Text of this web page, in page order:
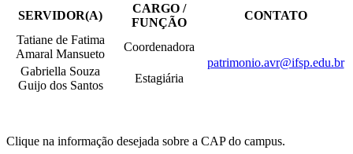
SERVIDOR(A)
CARGO /
FUNÇÃO
CONTATO
Tatiane de Fatima
Amaral Mansueto
Coordenadora
patrimonio.avr@ifsp.edu.br
Gabriella Souza
Guijo dos Santos
Estagiária
Clique na informação desejada sobre a CAP do campus.